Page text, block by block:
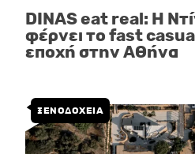
DINAS eat real: Η
φέρνει το fast
εποχή στην Αθήνα
ΞΕΝΟΔΟΧΕΙΑ